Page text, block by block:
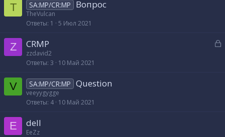
T SA:MP/CR:MP Вопрос
TheVulcan
Ответы 1 5 Июл 2021
Z
З
CRMP
zzdavid2
Ответы 3 10 Май 2021
V SA:MP/CR:MP Question
veeyygygge
Ответы 4 10 Май 2021
E dell
EeZz